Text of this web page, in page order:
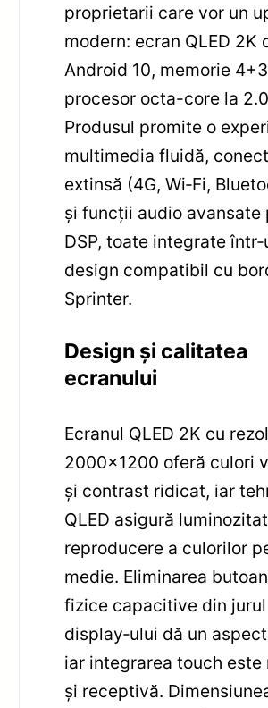
proprietarii care vor un
modern: ecran QLED 2K
Android 10, memorie
procesor octa-core la
Produsul promite o
multimedia fluidă,
extinsă (4G, Wi‑Fi,
și funcții audio avansate
DSP, toate integrate
design compatibil cu
Sprinter.
Design și calitatea
ecranului
Ecranul QLED 2K cu
2000×1200 oferă culori
și contrast ridicat, iar
QLED asigură
reproducere a culorilor
medie. Eliminarea
fizice capacitive din jurul
display‑ului dă un
iar integrarea touch este
și receptivă.